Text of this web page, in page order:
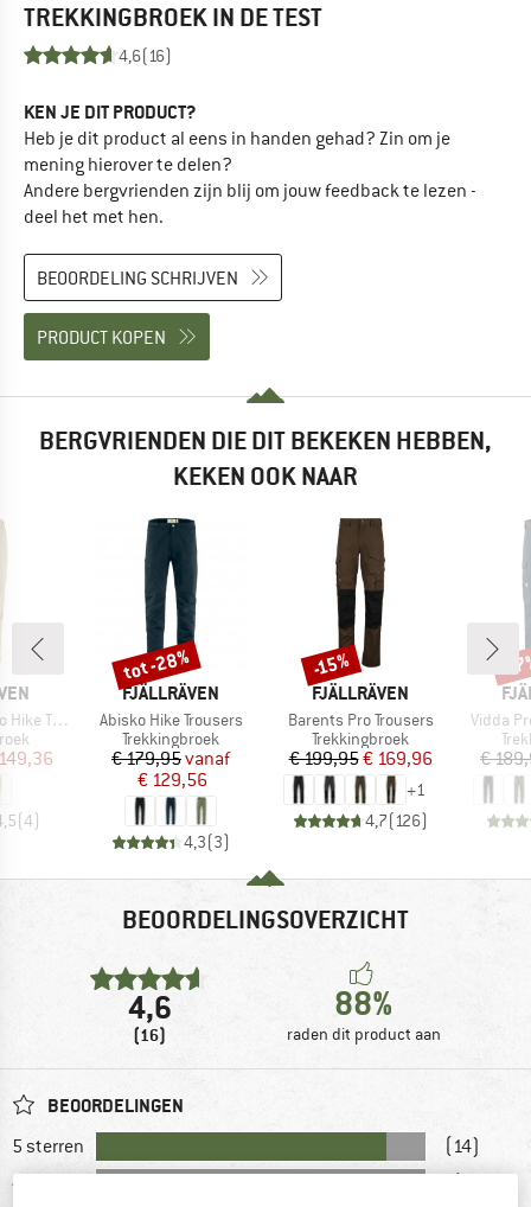
TREKKINGBROEKIN DE TEST
4,6(16)
KEN JE DIT PRODUCT?
Heb je dit product al eens in handen gehad? Zin om je
mening hierover te delen?
Andere bergvrienden zijn blij om jouw feedback te lezen -
deel het met hen.
BEOORDELING SCHRIJVEN
PRODUCT KOPEN
BERGVRIENDEN DIE DIT BEKEKEN HEBBEN,
KEKEN OOK NAAR
Trousers
prijs
(4)
MERK
FJÄLLRÄVEN
Artikel
Abisko Hike Trousers
Productgroep
Trekkingbroek
Prijs
€ 179,95Verlaagde prijs
vanaf
€ 129,56
4,3(3)
Korting
tot -28%
MERK
FJÄLLRÄVEN
Artikel
Barents Pro Trousers
Productgroep
Trekkingbroek
Prijs
€ 199,95Verlaagde prijs
€ 169,96
+1
4,7( 126)
Korting
-15%
Artikel
Vidda
€
-
BEOORDELINGSOVERZICHT
4,6
(16)
88%
raden dit product aan
BEOORDELINGEN
5 sterren
(14)
4 sterren